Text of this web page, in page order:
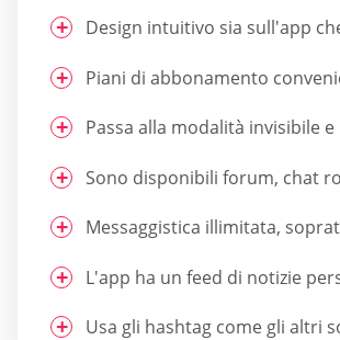
Design intuitivo sia sull'app
Piani di abbonamento
Passa alla modalità invisibile
Sono disponibili forum, chat
Messaggistica illimitata,
L'app ha un feed di notizie
Usa gli hashtag come gli altri